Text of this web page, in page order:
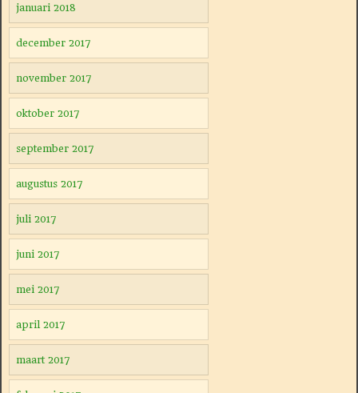
januari 2018
december 2017
november 2017
oktober 2017
september 2017
augustus 2017
juli 2017
juni 2017
mei 2017
april 2017
maart 2017